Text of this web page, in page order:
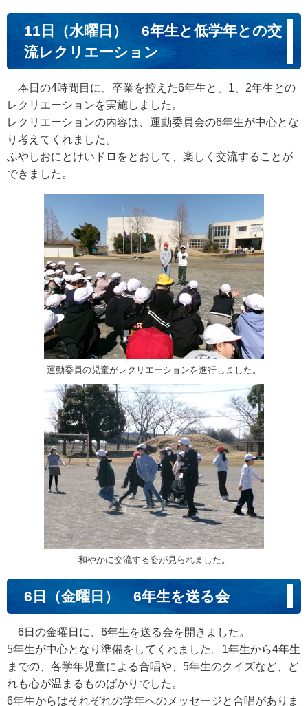
11日（水曜日） 6年生と低学年との交
流レクリエーション
本日の4時間目に、卒業を控えた6年生と、1、2年生との
レクリエーションを実施しました。
レクリエーションの内容は、運動委員会の6年生が中心とな
り考えてくれました。
ふやしおにとけいドロをとおして、楽しく交流することが
できました。
運動委員の児童がレクリエーションを進行しました。
和やかに交流する姿が見られました。
6日（金曜日） 6年生を送る会
6日の金曜日に、6年生を送る会を開きました。
5年生が中心となり準備をしてくれました。1年生から4年生
までの、各学年児童による合唱や、5年生のクイズなど、ど
れも心が温まるものばかりでした。
6年生からはそれぞれの学年へのメッセージと合唱がありま